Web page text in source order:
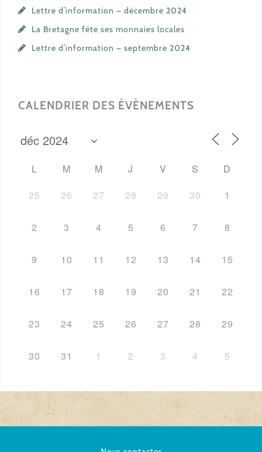
Lettre d’information — décembre 2024
La Bretagne fête ses monnaies locales
Lettre d’information — septembre 2024
CALENDRIER DES ÉVÈNEMENTS
L M M J V S
D
25
26 27 28 29 30 1
2 3 4 5 6 7 8
9 10 11 12 13 14 15
16 17 18 19 20 21 22
23 24 25 26 27 28 29
30 31 1 2 3 4 5